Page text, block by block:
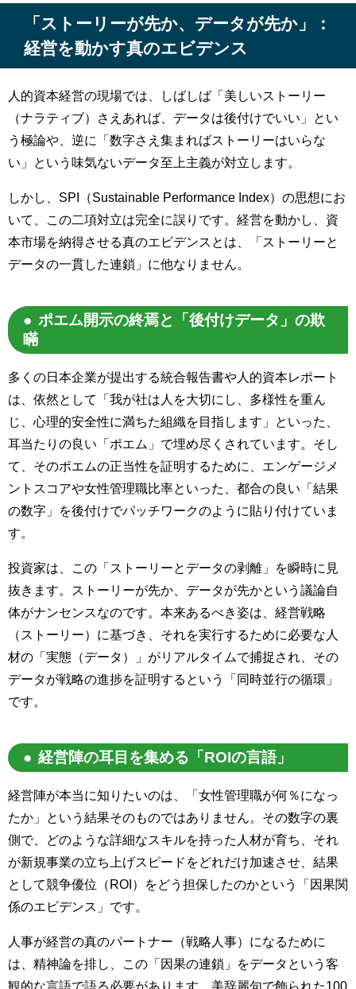
「ストーリーが先か、データが先か」：
経営を動かす真のエビデンス
人的資本経営の現場では、しばしば「美しいストーリー
（ナラティブ）さえあれば、データは後付けでいい」とい
う極論や、逆に「数字さえ集まればストーリーはいらな
い」という味気ないデータ至上主義が対立します。
しかし、SPI（Sustainable Performance Index）の思想にお
いて、この二項対立は完全に誤りです。経営を動かし、資
本市場を納得させる真のエビデンスとは、「ストーリーと
データの一貫した連鎖」に他なりません。
ポエム開示の終焉と「後付けデータ」の欺
瞞
多くの日本企業が提出する統合報告書や人的資本レポート
は、依然として「我が社は人を大切にし、多様性を重ん
じ、心理的安全性に満ちた組織を目指します」といった、
耳当たりの良い「ポエム」で埋め尽くされています。そし
て、そのポエムの正当性を証明するために、エンゲージメ
ントスコアや女性管理職比率といった、都合の良い「結果
の数字」を後付けでパッチワークのように貼り付けていま
す。
投資家は、この「ストーリーとデータの剥離」を瞬時に見
抜きます。ストーリーが先か、データが先かという議論自
体がナンセンスなのです。本来あるべき姿は、経営戦略
（ストーリー）に基づき、それを実行するために必要な人
材の「実態（データ）」がリアルタイムで捕捉され、その
データが戦略の進捗を証明するという「同時並行の循環」
です。
経営陣の耳目を集める「ROIの言語」
経営陣が本当に知りたいのは、「女性管理職が何％になっ
たか」という結果そのものではありません。その数字の裏
側で、どのような詳細なスキルを持った人材が育ち、それ
が新規事業の立ち上げスピードをどれだけ加速させ、結果
として競争優位（ROI）をどう担保したのかという「因果関
係のエビデンス」です。
人事が経営の真のパートナー（戦略人事）になるために
は、精神論を排し、この「因果の連鎖」をデータという客
観的な言語で語る必要があります。美辞麗句で飾られた100